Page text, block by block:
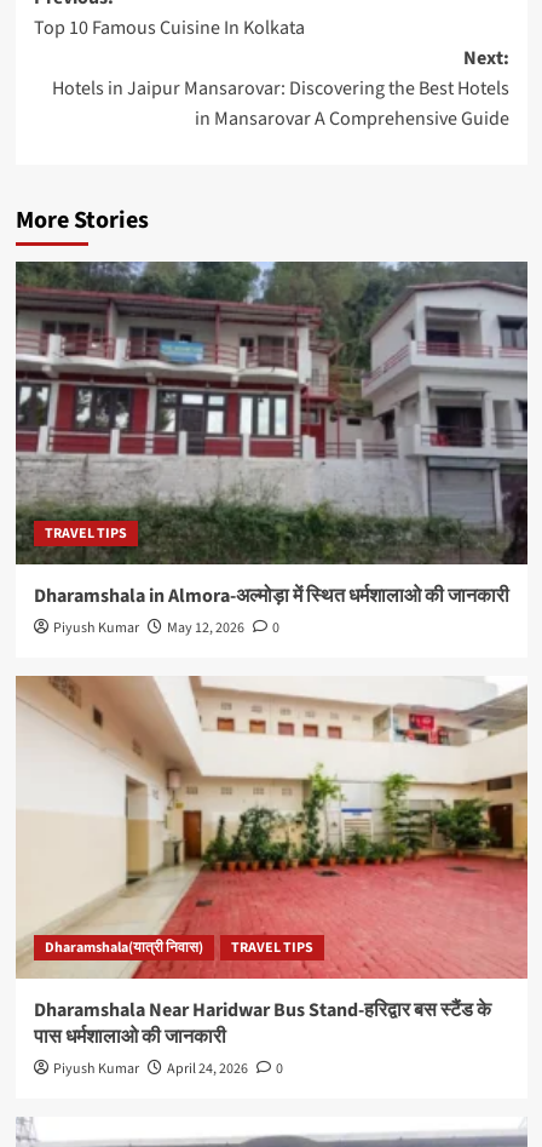
Top 10 Famous Cuisine In Kolkata
Next:
Hotels in Jaipur Mansarovar: Discovering the Best Hotels
in Mansarovar A Comprehensive Guide
More Stories
TRAVEL TIPS
Dharamshala in Almora-अल्मोड़ा में स्थित धर्मशालाओ की जानकारी
Piyush Kumar May 12, 2026 0
Dharamshala(यात्री निवास) TRAVEL TIPS
Dharamshala Near Haridwar Bus Stand-हरिद्वार बस स्टैंड के
पास धर्मशालाओ की जानकारी
Piyush Kumar April 24, 2026 0